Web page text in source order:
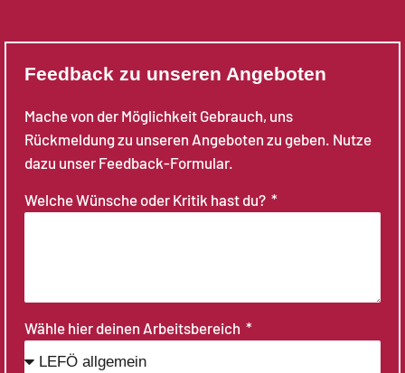
Feedback zu unseren Angeboten
Mache von der Möglichkeit Gebrauch, uns
Rückmeldung zu unseren Angeboten zu geben. Nutze
dazu unser Feedback-Formular.
Welche Wünsche oder Kritik hast du?
Wähle hier deinen Arbeitsbereich